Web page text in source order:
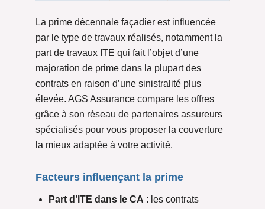
La prime décennale façadier est influencée
par le type de travaux réalisés, notamment la
part de travaux ITE qui fait l’objet d’une
majoration de prime dans la plupart des
contrats en raison d’une sinistralité plus
élevée. AGS Assurance compare les offres
grâce à son réseau de partenaires assureurs
spécialisés pour vous proposer la couverture
la mieux adaptée à votre activité.
Facteurs influençant la prime
Part d’ITE dans le CA : les contrats